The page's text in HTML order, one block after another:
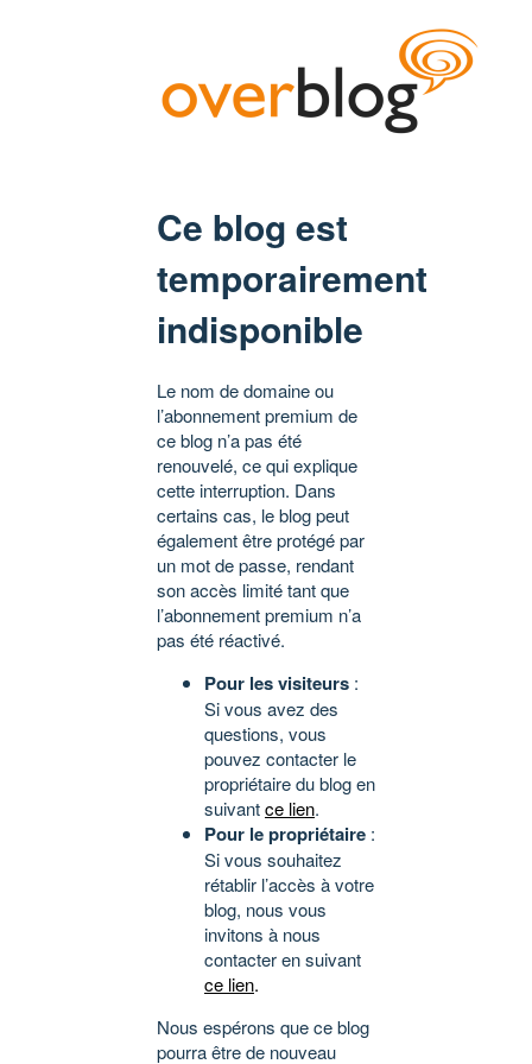
Ce blog est
temporairement
indisponible
Le nom de domaine ou
l’abonnement premium de
ce blog n’a pas été
renouvelé, ce qui explique
cette interruption. Dans
certains cas, le blog peut
également être protégé par
un mot de passe, rendant
son accès limité tant que
l’abonnement premium n’a
pas été réactivé.
Pour les visiteurs :
Si vous avez des
questions, vous
pouvez contacter le
propriétaire du blog en
suivantce lien.
Pour le propriétaire :
Si vous souhaitez
rétablir l’accès à votre
blog, nous vous
invitons à nous
contacter en suivant
ce lien.
Nous espérons que ce blog
pourra être de nouveau